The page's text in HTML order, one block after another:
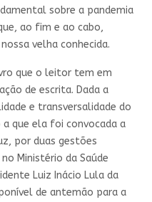
sobre a pandemia
ao fim e ao cabo,
velha conhecida.
que o leitor tem em
de escrita. Dada a
e transversalidade do
que ela foi convocada a
por duas gestões
Ministério da Saúde
Luiz Inácio Lula da
de antemão para a